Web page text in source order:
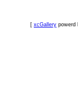
[ xcGallery